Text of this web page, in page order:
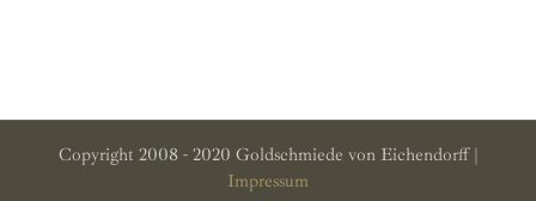
Copyright 2008 - 2020 Goldschmiede von Eichendorff |
Impressum